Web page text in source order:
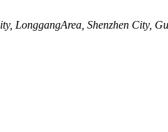
LonggangArea, Shenzhen City,